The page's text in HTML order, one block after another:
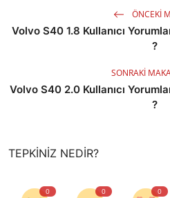
ÖNCEKI
Volvo S40 1.8 Kullanıcı
?
SONRAKI
Volvo S40 2.0 Kullanıcı
?
TEPKINIZ NEDIR?
0 0 0